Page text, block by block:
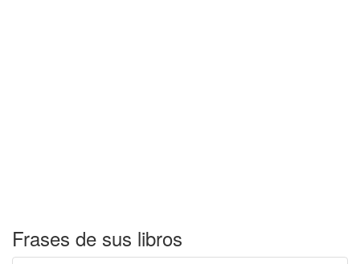
Frases de sus libros